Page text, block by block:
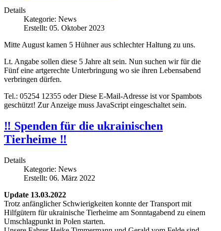
Details
Kategorie: News
Erstellt: 05. Oktober 2023
Mitte August kamen 5 Hühner aus schlechter Haltung zu uns.
Lt. Angabe sollen diese 5 Jahre alt sein. Nun suchen wir für die
Fünf eine artgerechte Unterbringung wo sie ihren Lebensabend
verbringen dürfen.
Tel.: 05254 12355 oderDiese E-Mail-Adresse ist vor Spambots
geschützt! Zur Anzeige muss JavaScript eingeschaltet sein.
‼️ Spenden für die ukrainischen
Tierheime ‼️
Details
Kategorie: News
Erstellt: 06. März 2022
Update 13.03.2022
Trotz anfänglicher Schwierigkeiten konnte der Transport mit
Hilfgütern für ukrainische Tierheime am Sonntagabend zu einem
Umschlagpunkt in Polen starten.